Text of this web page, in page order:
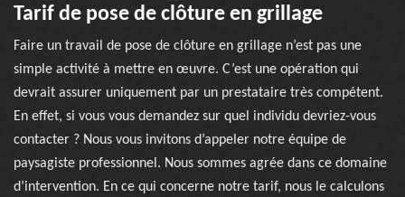
Tarif de pose de clôture en grillage
Faire un travail de pose de clôture en grillage n’est pas une
simple activité à mettre en œuvre. C’est une opération qui
devrait assurer uniquement par un prestataire très compétent.
En effet, si vous vous demandez sur quel individu devriez-vous
contacter ? Nous vous invitons d’appeler notre équipe de
paysagiste professionnel. Nous sommes agrée dans ce domaine
d’intervention. En ce qui concerne notre tarif, nous le calculons